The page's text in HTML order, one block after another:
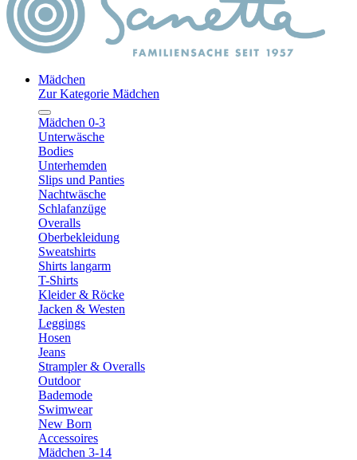
Mädchen
Zur Kategorie Mädchen
Mädchen 0-3
Unterwäsche
Bodies
Unterhemden
Slips und Panties
Nachtwäsche
Schlafanzüge
Overalls
Oberbekleidung
Sweatshirts
Shirts langarm
T-Shirts
Kleider & Röcke
Jacken & Westen
Leggings
Hosen
Jeans
Strampler & Overalls
Outdoor
Bademode
Swimwear
New Born
Accessoires
Mädchen 3-14